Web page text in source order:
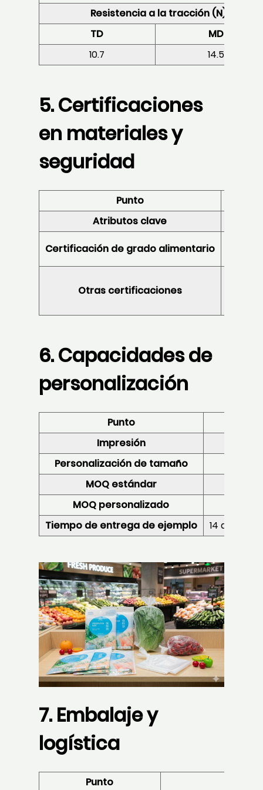
Resistencia a la tracción (N)
TD
MD
10.7
14.5
5. Certificaciones
en materiales y
seguridad
Punto
Atributos clave
Certificación de grado alimentario
Otras certificaciones
6. Capacidades de
personalización
Punto
Impresión
Personalización de tamaño
MOQ estándar
MOQ personalizado
Tiempo de entrega de ejemplo
14 días
7. Embalaje y
logística
Punto